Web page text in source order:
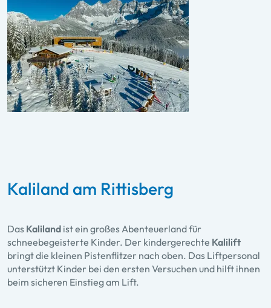
Kaliland am Rittisberg
Das Kaliland ist ein großes Abenteuerland für
schneebegeisterte Kinder. Der kindergerechte Kalilift
bringt die kleinen Pistenflitzer nach oben. Das Liftpersonal
unterstützt Kinder bei den ersten Versuchen und hilft ihnen
beim sicheren Einstieg am Lift.